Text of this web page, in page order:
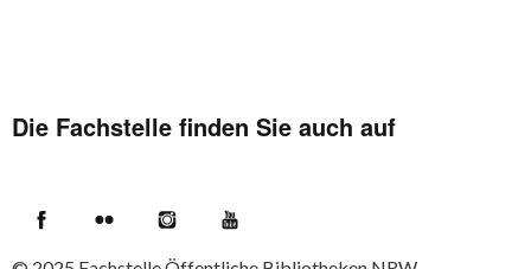
Die Fachstelle finden Sie auch auf